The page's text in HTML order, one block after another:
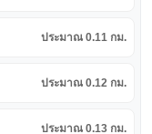
ประมาณ 0.11 กม.
ประมาณ 0.12 กม.
ประมาณ 0.13 กม.